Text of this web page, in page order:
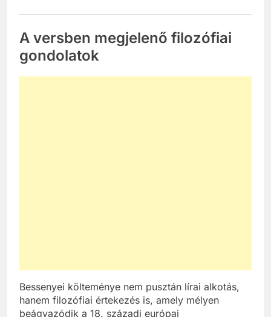
A versben megjelenő filozófiai
gondolatok
Bessenyei költeménye nem pusztán lírai alkotás,
hanem filozófiai értekezés is, amely mélyen
beágyazódik a 18. századi európai